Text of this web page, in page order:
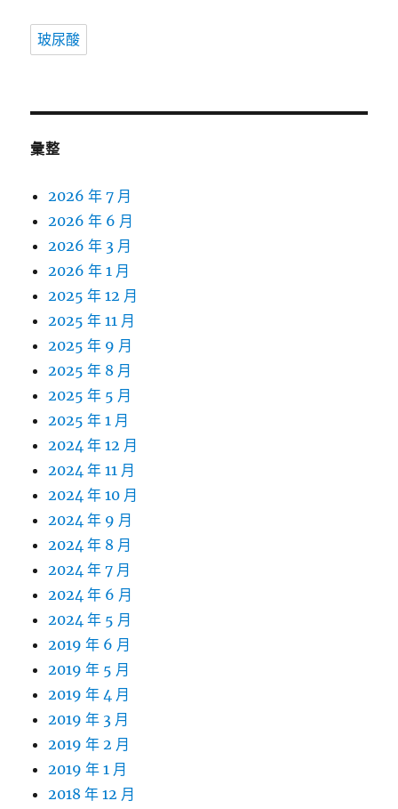
玻尿酸
彙整
2026 年 7 月
2026 年 6 月
2026 年 3 月
2026 年 1 月
2025 年 12 月
2025 年 11 月
2025 年 9 月
2025 年 8 月
2025 年 5 月
2025 年 1 月
2024 年 12 月
2024 年 11 月
2024 年 10 月
2024 年 9 月
2024 年 8 月
2024 年 7 月
2024 年 6 月
2024 年 5 月
2019 年 6 月
2019 年 5 月
2019 年 4 月
2019 年 3 月
2019 年 2 月
2019 年 1 月
2018 年 12 月